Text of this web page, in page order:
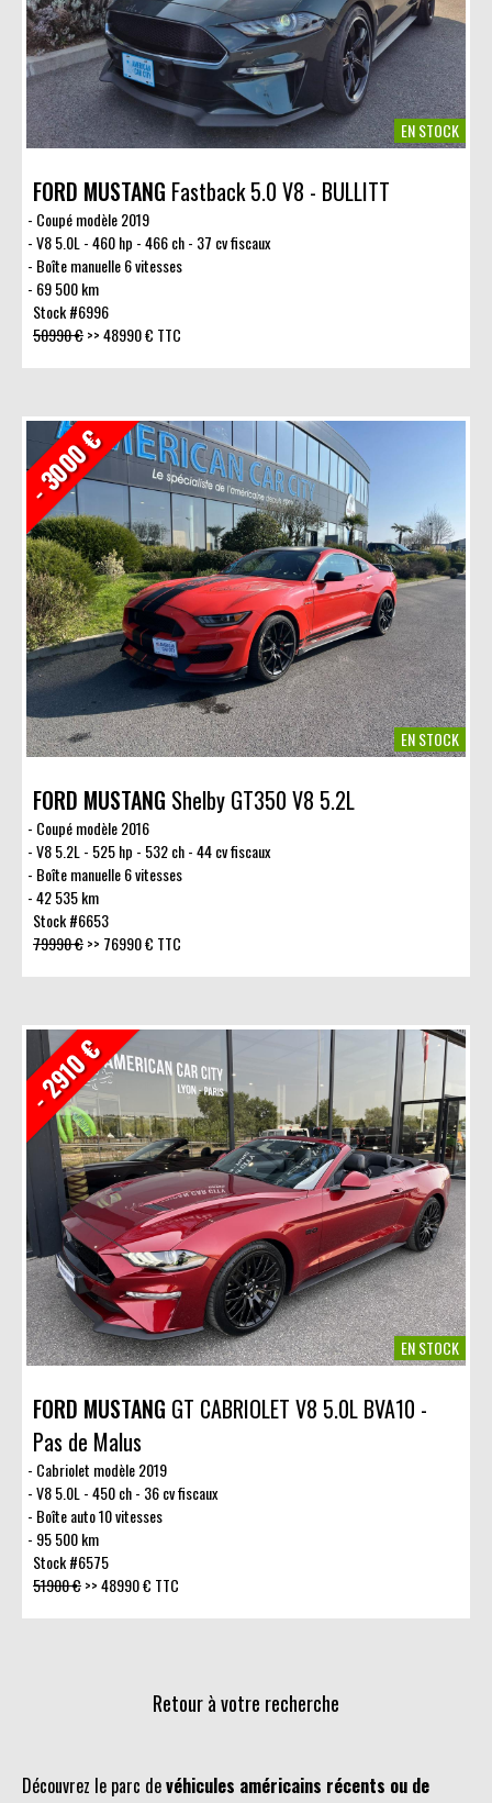
Découvrez le parc devéhicules américains récents ou de
EN STOCK
FORD MUSTANG Fastback 5.0 V8 - BULLITT
Coupé modèle 2019
V8 5.0L - 460 hp - 466 ch - 37 cv fiscaux
Boîte manuelle 6 vitesses
69 500 km
Stock #6996
50990 €>>48990 € TTC
- 3000 €
EN STOCK
FORD MUSTANG Shelby GT350 V8 5.2L
Coupé modèle 2016
V8 5.2L - 525 hp - 532 ch - 44 cv fiscaux
Boîte manuelle 6 vitesses
42 535 km
Stock #6653
79990 €>> 76990 € TTC
- 2910 €
EN STOCK
FORD MUSTANG GT CABRIOLET V8 5.0L BVA10 -
Pas de Malus
Cabriolet modèle 2019
V8 5.0L - 450 ch - 36 cv fiscaux
Boîte auto 10 vitesses
95 500 km
Stock #6575
51900 €>>48990 € TTC
Retour à votre recherche